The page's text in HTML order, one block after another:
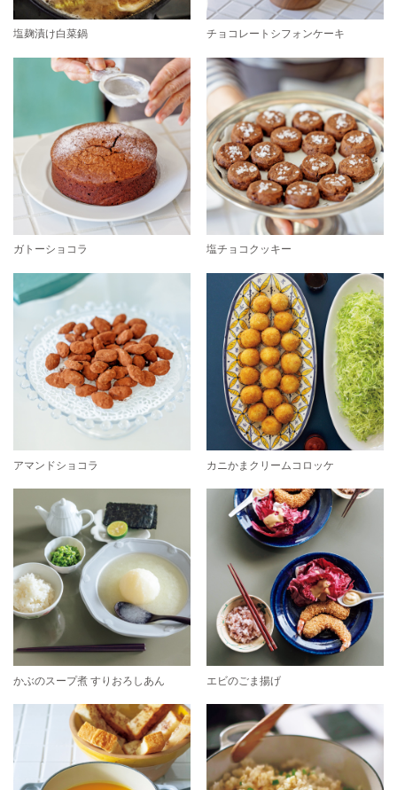
塩麹漬け白菜鍋 チョコレートシフォンケーキ
ガトーショコラ 塩チョコクッキー
アマンドショコラ カニかまクリームコロッケ
かぶのスープ煮 すりおろしあん エビのごま揚げ